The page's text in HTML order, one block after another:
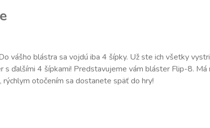
vášho blástra sa vojdú iba 4 šípky. Už ste ich všetky
s ďalšími 4 šípkami! Predstavujeme vám bláster Flip-8.
rýchlym otočením sa dostanete späť do hry!